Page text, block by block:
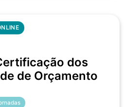
dos
de Orçamento